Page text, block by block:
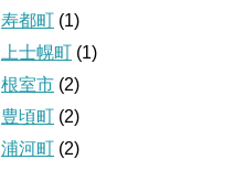
寿都町 (1)
上士幌町 (1)
根室市 (2)
豊頃町 (2)
浦河町 (2)